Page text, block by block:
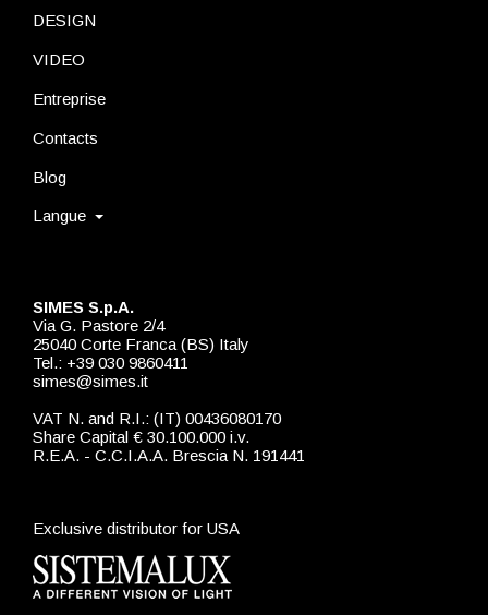
SIMES S.p.A.
Via G. Pastore 2/4
25040 Corte Franca (BS) Italy
Tel.: +39 030 9860411
simes@simes.it
VAT N. and R.I.: (IT) 00436080170
Share Capital € 30.100.000 i.v.
R.E.A. - C.C.I.A.A. Brescia N. 191441
Exclusive distributor for USA
DESIGN
VIDEO
Entreprise
Contacts
Blog
Langue